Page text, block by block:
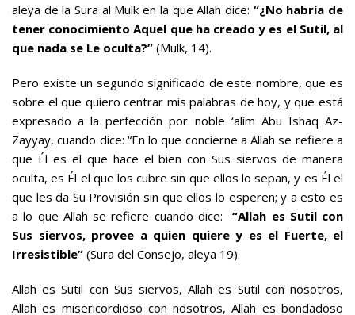
aleya de la Sura al Mulk en la que Allah dice: “¿No habría de
tener conocimiento Aquel que ha creado y es el Sutil, al
que nada se Le oculta?” (Mulk, 14).
Pero existe un segundo significado de este nombre, que es
sobre el que quiero centrar mis palabras de hoy, y que está
expresado a la perfección por noble ‘alim Abu Ishaq Az-
Zayyay, cuando dice: “En lo que concierne a Allah se refiere a
que Él es el que hace el bien con Sus siervos de manera
oculta, es Él el que los cubre sin que ellos lo sepan, y es Él el
que les da Su Provisión sin que ellos lo esperen; y a esto es
a lo que Allah se refiere cuando dice:“Allah es Sutil con
Sus siervos, provee a quien quiere y es el Fuerte, el
Irresistible” (Sura del Consejo, aleya 19).
Allah es Sutil con Sus siervos, Allah es Sutil con nosotros,
Allah es misericordioso con nosotros, Allah es bondadoso